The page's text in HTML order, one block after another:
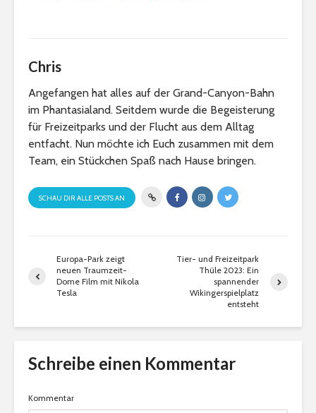
Chris
Angefangen hat alles auf der Grand-Canyon-Bahn
im Phantasialand. Seitdem wurde die Begeisterung
für Freizeitparks und der Flucht aus dem Alltag
entfacht. Nun möchte ich Euch zusammen mit dem
Team, ein Stückchen Spaß nach Hause bringen.
SCHAU DIR ALLE POSTS AN
Europa-Park zeigt
neuen Traumzeit-
Dome Film mit Nikola
Tesla
Tier- und Freizeitpark
Thüle 2023: Ein
spannender
Wikingerspielplatz
entsteht
Schreibe einen Kommentar
Kommentar